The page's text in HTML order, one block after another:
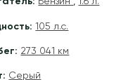
105 л.с.
273 041 км
Серый